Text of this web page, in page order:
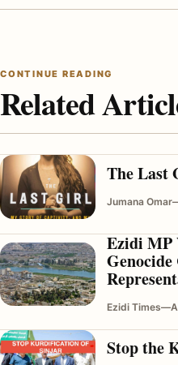
CONTINUE READING
Related
The Last
Jumana Omar
Ezidi MP
Ezidi Times—
Stop the